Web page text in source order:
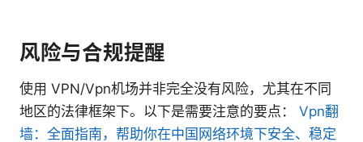
风险与合规提醒
使用 VPN/Vpn机场并非完全没有风险，尤其在不同
地区的法律框架下。以下是需要注意的要点： Vpn翻
墙：全面指南，帮助你在中国网络环境下安全、稳定